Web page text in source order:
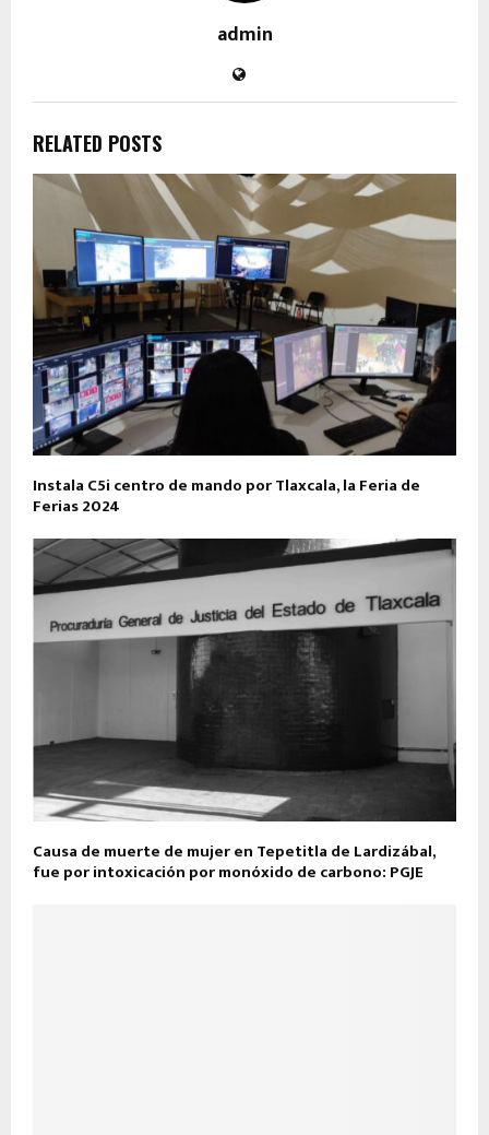
admin
RELATED POSTS
Instala C5i centro de mando por Tlaxcala, la Feria de
Ferias 2024
Causa de muerte de mujer en Tepetitla de Lardizábal,
fue por intoxicación por monóxido de carbono: PGJE